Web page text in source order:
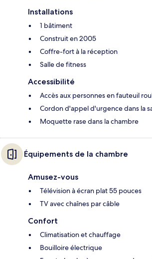
Installations
1 bâtiment
Construit en 2005
Coffre-fort à la réception
Salle de fitness
Accessibilité
Accès aux personnes en fauteuil
Cordon d'appel d'urgence dans la
Moquette rase dans la chambre
Équipements de la chambre
Amusez-vous
Télévision à écran plat 55 pouces
TV avec chaînes par câble
Confort
Climatisation et chauffage
Bouilloire électrique